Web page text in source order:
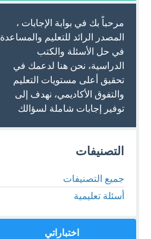
مرحباً بك في بوابة الإجابات ،
المصدر الرائد للتعليم والمساعدة
في حل الأسئلة والكتب
الدراسية، نحن هنا لدعمك في
تحقيق أعلى مستويات التعليم
والتفوق الأكاديمي، نهدف إلى
توفير إجابات شاملة لسؤالك
التصنيفات
جميع التصنيفات
أسئلة تعليمية
اختباراتي